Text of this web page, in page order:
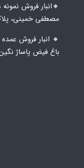
🔸️​​انبار فروش
مصطفی خمینی، پلاک
🔸️ انبار فروش
باغ فیض پاساژ